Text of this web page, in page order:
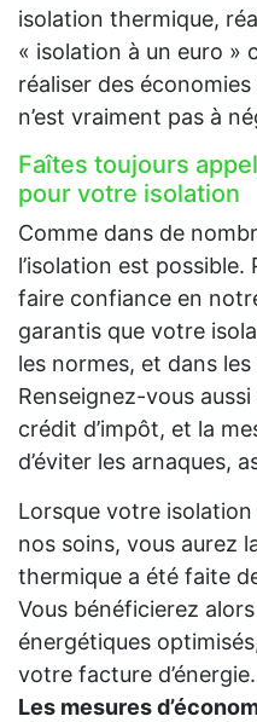
isolation thermique,
« isolation à un euro »
réaliser des
n’est vraiment pas à
Faîtes toujours
pour votre isolation
Comme dans de
l’isolation est possible.
faire confiance en
garantis que votre
les normes, et dans les
Renseignez-vous
crédit d’impôt, et la
d’éviter les arnaques,
Lorsque votre
nos soins, vous aurez
thermique a été faite
Vous bénéficierez
énergétiques
votre facture d’énergie.
Les mesures